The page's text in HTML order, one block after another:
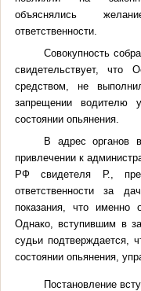
объяснялись
ответственности.
Совокупность
свидетельствует, что
средством, не
запрещении водителю
состоянии опьянения.
В адрес органов
привлечении к
РФ свидетеля Р.,
ответственности за
показания, что именно
Однако, вступившим в
судьи подтверждается,
состоянии опьянения,
Постановление